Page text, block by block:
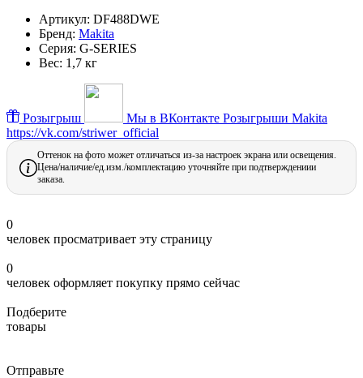
Артикул: DF488DWE
Бренд: Makita
Серия: G-SERIES
Вес: 1,7 кг
Розыгрыш Мы в ВКонтакте Розыгрыши Makita
https://vk.com/striwer_official
Оттенок на фото может отличаться из-за настроек экрана или освещения.
Цена/наличие/ед.изм./комплектацию уточняйте при подтверждениии
заказа.
0
человек просматривает эту страницу
0
человек оформляет покупку прямо сейчас
Подберите
товары
Отправьте